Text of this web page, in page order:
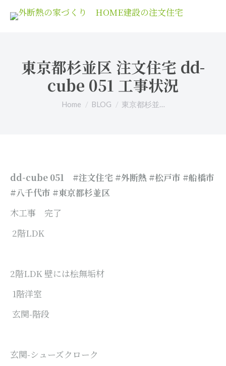
東京都杉並区 注文住宅 dd-
cube 051 工事状況
You are here:
Home BLOG 東京都杉並…
dd-cube 051 #注文住宅 #外断熱 #松戸市 #船橋市
#八千代市 #東京都杉並区
木工事 完了
2階LDK
2階LDK 壁には桧無垢材
1階洋室
玄関-階段
玄関-シューズクローク